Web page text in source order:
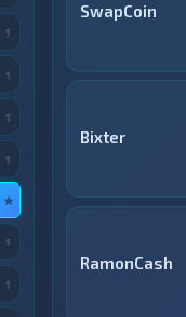
SwapCoin
Bixter
RamonCash
1
1
1
1
★
1
1